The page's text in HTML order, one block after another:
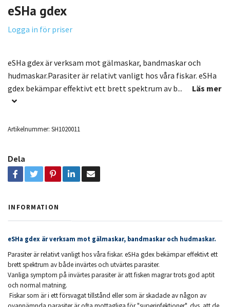
eSHa gdex
Logga in för priser
eSHa gdex är verksam mot gälmaskar, bandmaskar och
hudmaskar.Parasiter är relativt vanligt hos våra fiskar. eSHa
gdex bekämpar effektivt ett brett spektrum av b...
Läs mer
Artikelnummer: SH1020011
Dela
INFORMATION
eSHa gdex är verksam mot gälmaskar, bandmaskar och hudmaskar.
Parasiter är relativt vanligt hos våra fiskar. eSHa gdex bekämpar effektivt ett
brett spektrum av både invärtes och utvärtes parasiter.
Vanliga symptom på invärtes parasiter är att fisken magrar trots god aptit
och normal matning.
Fiskar som är i ett försvagat tillstånd eller som är skadade av någon av